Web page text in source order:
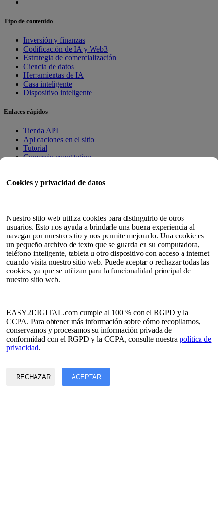
Cookies y privacidad de datos
Nuestro sitio web utiliza cookies para distinguirlo de otros
usuarios. Esto nos ayuda a brindarle una buena experiencia al
navegar por nuestro sitio y nos permite mejorarlo. Una cookie es
un pequeño archivo de texto que se guarda en su computadora,
teléfono inteligente, tableta u otro dispositivo con acceso a internet
cuando visita nuestro sitio web. Puede aceptar o rechazar todas las
cookies, ya que se utilizan para la funcionalidad principal de
nuestro sitio web.
EASY2DIGITAL.com cumple al 100 % con el RGPD y la
CCPA. Para obtener más información sobre cómo recopilamos,
conservamos y procesamos su información privada de
conformidad con el RGPD y la CCPA, consulte nuestrapolítica de
privacidad.
RECHAZAR ACEPTAR
Tipo de contenido
Inversión y finanzas
Codificación de IA y Web3
Estrategia de comercialización
Ciencia de datos
Herramientas de IA
Casa inteligente
Dispositivo inteligente
Enlaces rápidos
Tienda API
Aplicaciones en el sitio
Tutorial
Comercio cuantitativo
Guía del usuario
Mapa del sitio HTML
Idioma
Inglés
Chino simplificado
chino tradicional
Francés
coreano
Política de privacidad y datos
Condiciones de servicio